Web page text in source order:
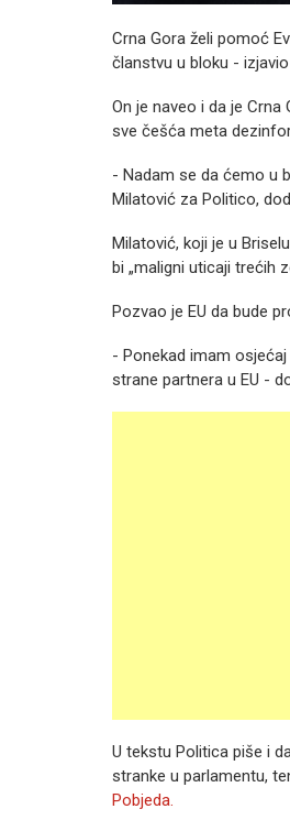
Crna Gora želi pomoć
članstvu u bloku -
On je naveo i da je
sve češća meta
- Nadam se da ćemo u
Milatović za Politico,
Milatović, koji je u
bi „maligni uticaji trećih
Pozvao je EU da bude
- Ponekad imam
strane partnera u EU -
U tekstu Politica piše i
stranke u parlamentu,
Pobjeda.